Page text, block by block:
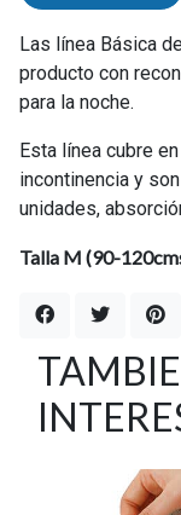
Las línea Básica
producto con
para la noche.
Esta línea cubre
incontinencia y
unidades,
Talla M (90-